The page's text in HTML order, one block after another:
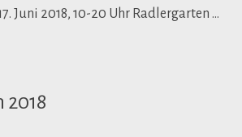
Juni 2018, 10-20 Uhr Radlergarten …
2018